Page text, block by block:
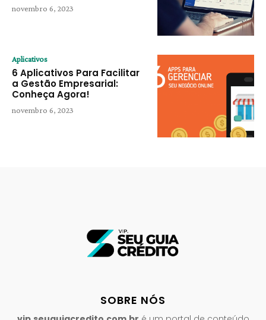
novembro 6, 2023
Aplicativos
6 Aplicativos Para Facilitar
a Gestão Empresarial:
Conheça Agora!
novembro 6, 2023
SOBRE NÓS